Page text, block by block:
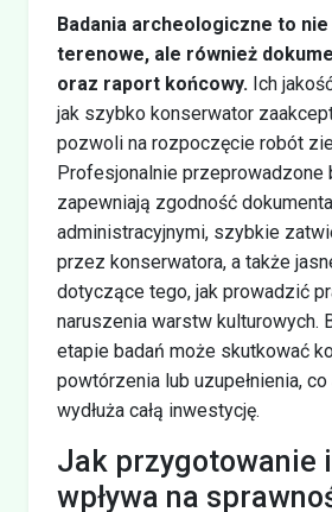
Badania archeologiczne to nie
terenowe, ale również
oraz raport końcowy. Ich
jak szybko konserwator
pozwoli na rozpoczęcie robót
Profesjonalnie przeprowadzone
zapewniają zgodność
administracyjnymi, szybkie
przez konserwatora, a także
dotyczące tego, jak prowadzić
naruszenia warstw kulturowych.
etapie badań może skutkować
powtórzenia lub uzupełnienia,
wydłuża całą inwestycję.
Jak przygotowanie
wpływa na